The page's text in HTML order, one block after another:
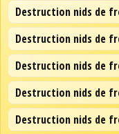
Destruction nids de
Destruction nids de
Destruction nids de
Destruction nids de
Destruction nids de